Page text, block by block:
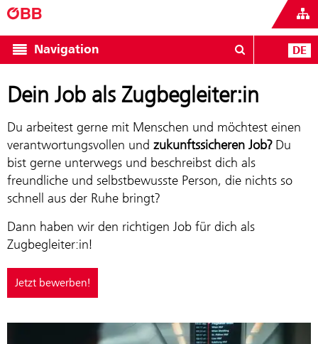
Navigation DE
Dein Job als Zugbegleiter:in
Du arbeitest gerne mit Menschen und möchtest einen
verantwortungsvollen und zukunftssicheren Job? Du
bist gerne unterwegs und beschreibst dich als
freundliche und selbstbewusste Person, die nichts so
schnell aus der Ruhe bringt?
Dann haben wir den richtigen Job für dich als
Zugbegleiter:in!
Jetzt bewerben!